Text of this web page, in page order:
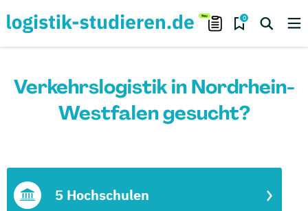
0
Verkehrslogistik in Nordrhein-
Westfalen gesucht?
5 Hochschulen